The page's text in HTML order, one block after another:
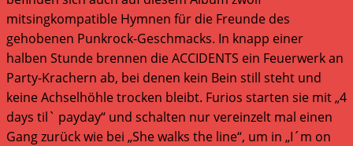
mitsingkompatible Hymnen für die Freunde des
gehobenen Punkrock-Geschmacks. In knapp einer
halben Stunde brennen die ACCIDENTS ein Feuerwerk an
Party-Krachern ab, bei denen kein Bein still steht und
keine Achselhöhle trocken bleibt. Furios starten sie mit „4
days til` payday“ und schalten nur vereinzelt mal einen
Gang zurück wie bei „She walks the line“, um in „I´m on